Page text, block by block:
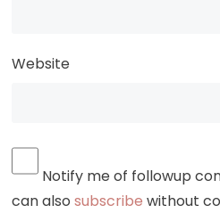
Website
Notify me of followup
can alsosubscribe without